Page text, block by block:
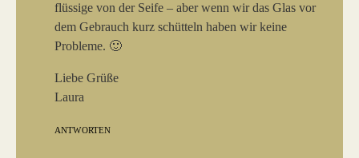
flüssige von der Seife – aber wenn wir das Glas vor
dem Gebrauch kurz schütteln haben wir keine
Probleme. 🙂
Liebe Grüße
Laura
ANTWORTEN